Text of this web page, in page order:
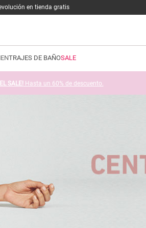
en tienda gratis
TRAJES DE BAÑOSALE
SALE! Hasta un 60% de descuento.